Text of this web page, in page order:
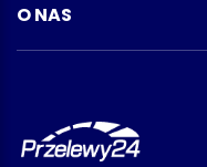
O NAS